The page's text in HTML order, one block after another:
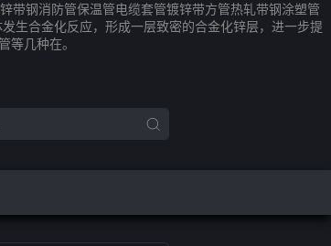
带钢消防管保温管电缆套管镀锌带方管热轧带钢涂塑管
生合金化反应，形成一层致密的合金化锌层，进一步提
几种在。